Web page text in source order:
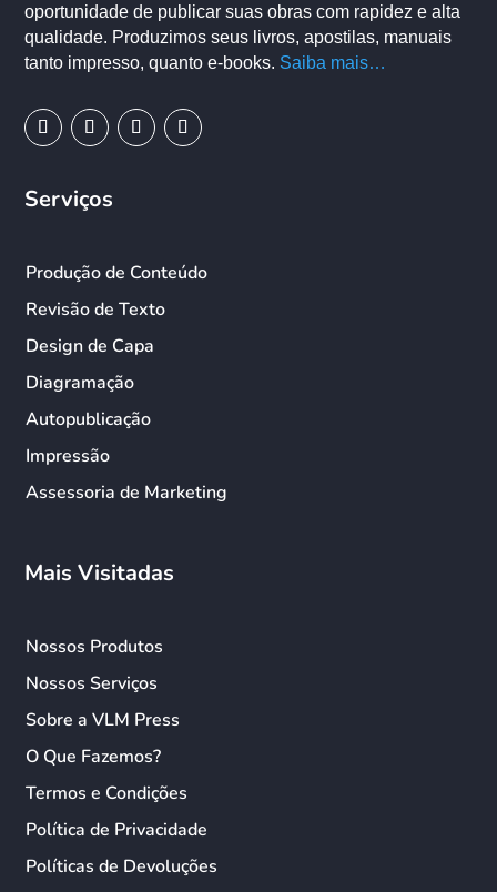
oportunidade de publicar suas obras com rapidez e alta
qualidade. Produzimos seus livros, apostilas, manuais
tanto impresso, quanto e-books. Saiba mais…
Serviços
Produção de Conteúdo
Revisão de Texto
Design de Capa
Diagramação
Autopublicação
Impressão
Assessoria de Marketing
Mais Visitadas
Nossos Produtos
Nossos Serviços
Sobre a VLM Press
O Que Fazemos?
Termos e Condições
Política de Privacidade
Políticas de Devoluções